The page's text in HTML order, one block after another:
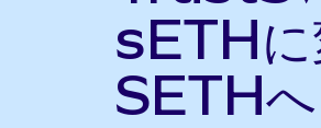
sETHに
SETHへ